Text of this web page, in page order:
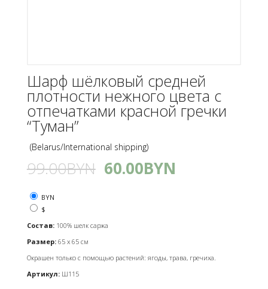
Шарф шёлковый средней
плотности нежного цвета с
отпечатками красной гречки
“Туман”
(Belarus/International shipping)
99.00BYN 60.00BYN
BYN
$
Состав:100% шелк саржа
Размер:65 х 65 см
Окрашен только с помощью растений: ягоды, трава, гречиха.
Артикул:Ш115